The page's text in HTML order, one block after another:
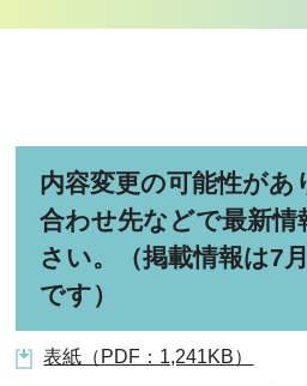
内容変更の可能性があ
合わせ先などで最新情
さい。（掲載情報は7
です）
表紙（PDF：1,241KB）